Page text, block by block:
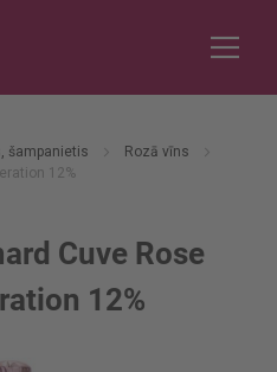
šampanietis
Rozā vīns
12%
Cuve Rose
12%